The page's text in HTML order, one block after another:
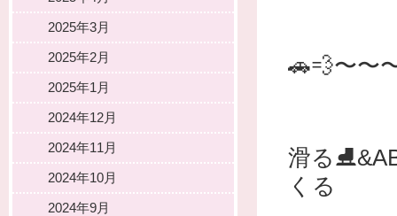
🚗💨〜〜
滑る
くる
2025年3月
2025年2月
2025年1月
2024年12月
2024年11月
2024年10月
2024年9月